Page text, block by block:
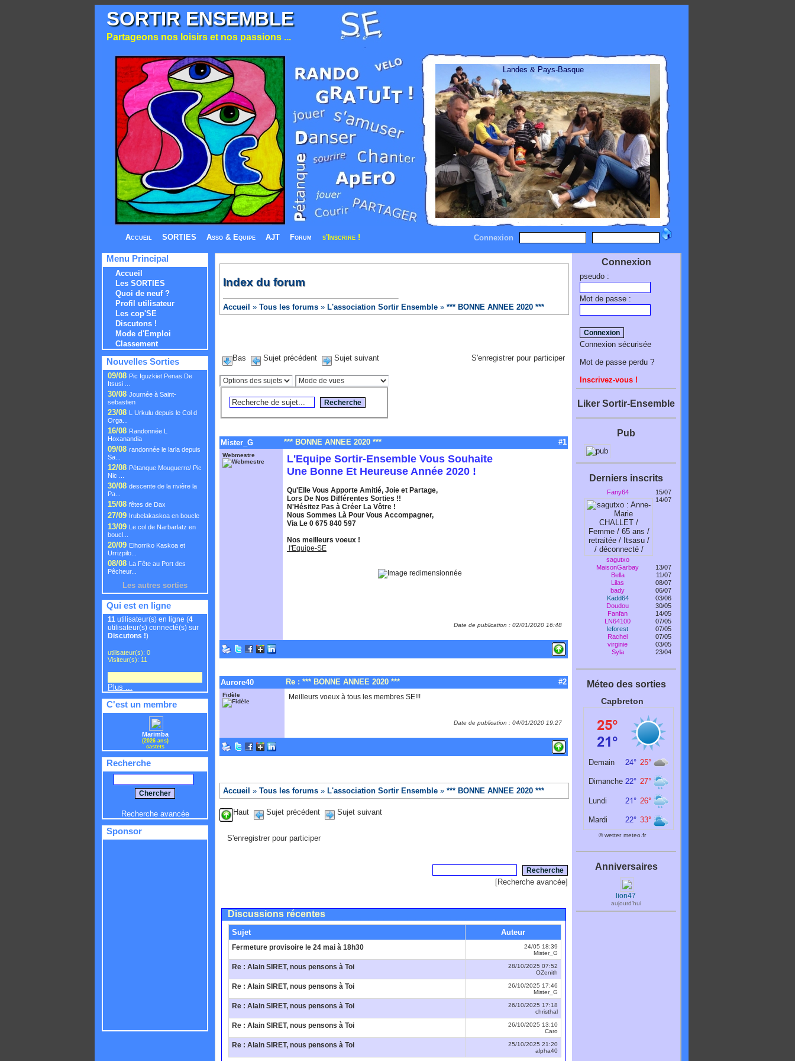
SORTIR ENSEMBLE
Partageons nos loisirs et nos passions ...
Landes & Pays-Basque
Connexion
Accueil SORTIES Asso & Equipe AJT Forum s'Inscrire !
Menu Principal
Accueil
Les SORTIES
Quoi de neuf ?
Profil utilisateur
Les cop'SE
Discutons !
Mode d'Emploi
Classement
Nouvelles Sorties
09/08 Pic Iguzkiet Penas De
Itsusi ...
30/08 Journée à Saint-
sebastien
23/08 L Urkulu depuis le Col d
Orga...
16/08 Randonnée L
Hoxanandia
09/08 randonnée le larla depuis
Sa...
12/08 Pétanque Mouguerre/ Pic
Nic ...
30/08 descente de la rivière la
Pa...
15/08 fêtes de Dax
27/09 Irubelakaskoa en boucle
13/09 Le col de Narbarlatz en
boucl...
20/09 Elhorriko Kaskoa et
Urrizpilo...
08/08 La Fête au Port des
Pêcheur...
Les autres sorties
Qui est en ligne
11 utilisateur(s) en ligne (4
utilisateur(s) connecté(s) sur
Discutons !)
utilisateur(s): 0
Visiteur(s): 11
Plus ...
C'est un membre
Marimba
(2026 ans)
castets
Recherche
Recherche avancée
Sponsor
Index du forum
Accueil » Tous les forums » L'association Sortir Ensemble » *** BONNE ANNEE 2020 ***
Bas Sujet précédent Sujet suivant S'enregistrer pour participer
Mister_G *** BONNE ANNEE 2020 *** #1
Webmestre
L'Equipe Sortir-Ensemble Vous Souhaite
Une Bonne Et Heureuse Année 2020 !
Qu'Elle Vous Apporte Amitié, Joie et Partage,
Lors De Nos Différentes Sorties !!
N'Hésitez Pas à Créer La Vôtre !
Nous Sommes Là Pour Vous Accompagner,
Via Le 0 675 840 597
Nos meilleurs voeux !
l'Equipe-SE
Date de publication : 02/01/2020 16:48
Aurore40 Re : *** BONNE ANNEE 2020 *** #2
Fidèle Meilleurs voeux à tous les membres SE!!!
Date de publication : 04/01/2020 19:27
Accueil » Tous les forums » L'association Sortir Ensemble » *** BONNE ANNEE 2020 ***
Haut Sujet précédent Sujet suivant
S'enregistrer pour participer
[Recherche avancée]
Discussions récentes
Sujet Auteur
Fermeture provisoire le 24 mai à 18h30
24/05 18:39
Mister_G
Re : Alain SIRET, nous pensons à Toi
28/10/2025 07:52
OZenith
Re : Alain SIRET, nous pensons à Toi
26/10/2025 17:46
Mister_G
Re : Alain SIRET, nous pensons à Toi
26/10/2025 17:18
christhal
Re : Alain SIRET, nous pensons à Toi
26/10/2025 13:10
Caro
Re : Alain SIRET, nous pensons à Toi
25/10/2025 21:20
alpha40
Connexion
pseudo :
Mot de passe :
Connexion sécurisée
Mot de passe perdu ?
Inscrivez-vous !
Liker Sortir-Ensemble
Pub
Derniers inscrits
Fany64 15/07
sagutxo
14/07
MaisonGarbay
13/07
Bella
11/07
Lilas
08/07
bady
06/07
Kadd64
03/06
Doudou
30/05
Fanfan
14/05
LN64100
07/05
leforest
07/05
Rachel
07/05
virginie
03/05
Syla
23/04
Méteo des sorties
Capbreton
© wetter meteo.fr
Anniversaires
lion47
aujourd'hui